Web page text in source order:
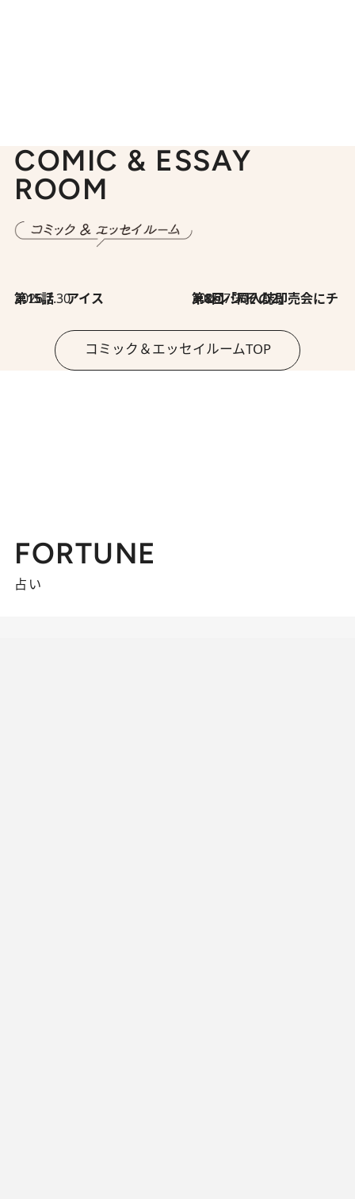
COMIC & ESSAY
ROOM
2026.7.30
第15話 アイス 2026.7.30
第8回「同人誌即売会にチャレンジ その2」
コミック＆エッセイルームTOP
FORTUNE
占い